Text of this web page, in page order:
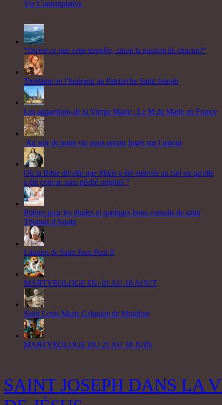
Vie Contemplative
"Qu'est-ce que cette tempête, sinon la passion de chacun?"
Trentaine en l’honneur au Patriarche Saint Joseph
Les apparitions de la Vierge Marie : Le M de Marie en France
Au soir de notre vie nous serons jugés sur l’amour
Où la Bible dit-elle que Marie a été enlevée au ciel ou qu'elle
a été conçue sans péché originel ?
Prières pour les études et quelques bons conseils de saint
Thomas d'Aquin
Litanies de Saint Jean Paul II
MARTYROLOGE DU 01 AU 10 AOUT
Saint Louis Marie Grignion de Montfort
MARTYROLOGE DU 21 AU 30 JUIN
SAINT JOSEPH DANS LA